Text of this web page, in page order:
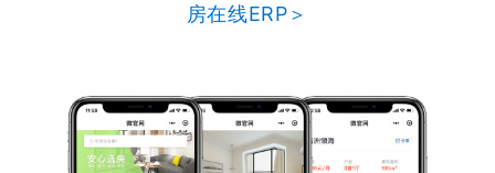
房在线ERP＞